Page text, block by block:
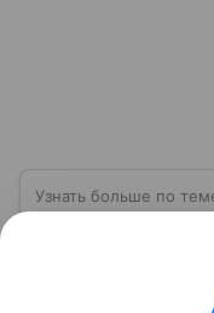
Узнать больше по
Один из
России —